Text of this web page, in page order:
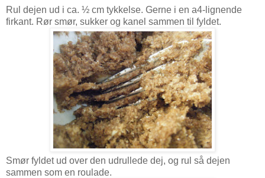
Rul dejen ud i ca. ½ cm tykkelse. Gerne i en a4-lignende
firkant. Rør smør, sukker og kanel sammen til fyldet.
Smør fyldet ud over den udrullede dej, og rul så dejen
sammen som en roulade.